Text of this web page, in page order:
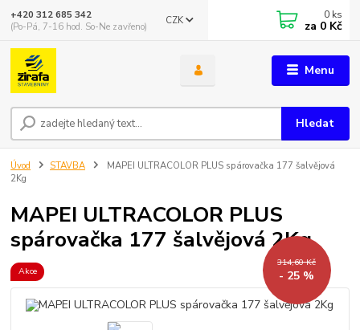
Menu
CZK
Hledat
+420 312 685 342
(Po-Pá, 7-16 hod. So-Ne zavřeno)
0 ks
za 0 Kč
Úvod STAVBA
MAPEI ULTRACOLOR PLUS spárovačka 177 šalvějová
2Kg
MAPEI ULTRACOLOR PLUS
spárovačka 177 šalvějová 2Kg
Akce
314,60 Kč
- 25 %